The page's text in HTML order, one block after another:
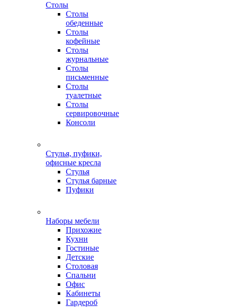
Столы
Столы
обеденные
Столы
кофейные
Столы
журнальные
Столы
письменные
Столы
туалетные
Столы
сервировочные
Консоли
Стулья, пуфики,
офисные кресла
Стулья
Стулья барные
Пуфики
Наборы мебели
Прихожие
Кухни
Гостиные
Детские
Столовая
Спальни
Офис
Кабинеты
Гардероб